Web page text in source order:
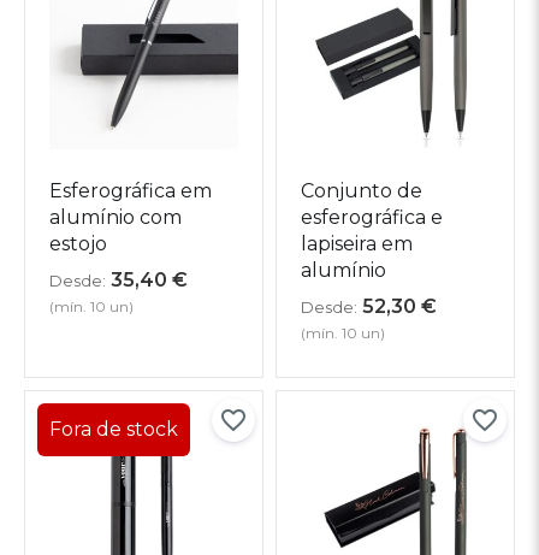
Esferográfica em
alumínio com
estojo
Desde: 35,40 €
(mín. 10 un)
Conjunto de
esferográfica e
lapiseira em
alumínio
Desde: 52,30 €
(mín. 10 un)